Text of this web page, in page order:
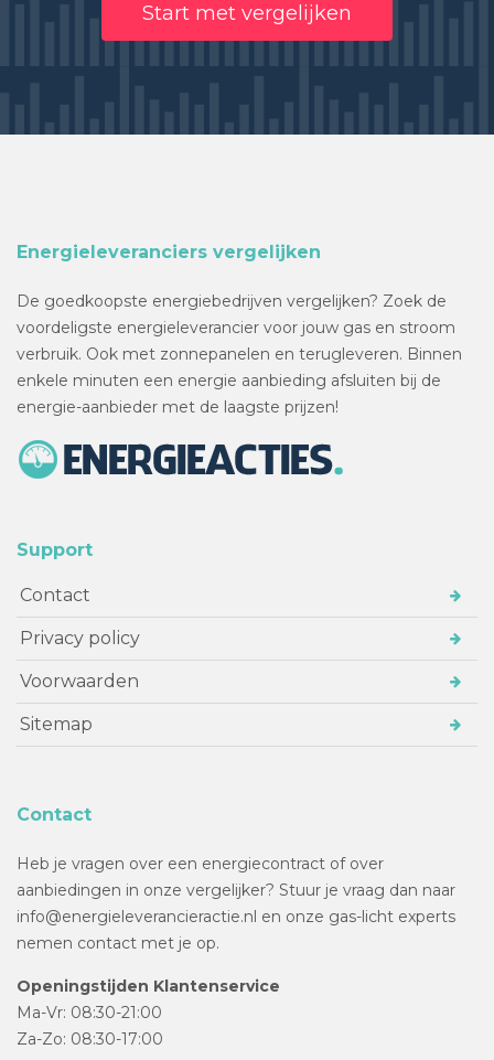
Start met vergelijken
Energieleveranciers vergelijken
De goedkoopste energiebedrijven vergelijken? Zoek de
voordeligste energieleverancier voor jouw gas en stroom
verbruik. Ook met zonnepanelen en terugleveren. Binnen
enkele minuten een energie aanbieding afsluiten bij de
energie-aanbieder met de laagste prijzen!
Support
Contact
Privacy policy
Voorwaarden
Sitemap
Contact
Heb je vragen over een energiecontract of over
aanbiedingen in onze vergelijker? Stuur je vraag dan naar
info@energieleverancieractie.nl en onze gas-licht experts
nemen contact met je op.
Openingstijden Klantenservice
Ma-Vr: 08:30-21:00
Za-Zo: 08:30-17:00